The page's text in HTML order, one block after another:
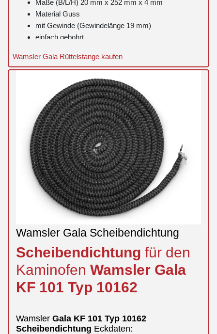
Maße (B/L/H) 20 mm x 252 mm x 4 mm
Material Guss
mit Gewinde (Gewindelänge 19 mm)
einfach gebohrt
Wamsler Gala Rüttelstange kaufen
Wamsler Gala Scheibendichtung
Scheibendichtung für den
Kaminofen Wamsler Gala
KF 101 Typ 10162
Wamsler Gala KF 101 Typ 10162
Scheibendichtung Eckdaten: